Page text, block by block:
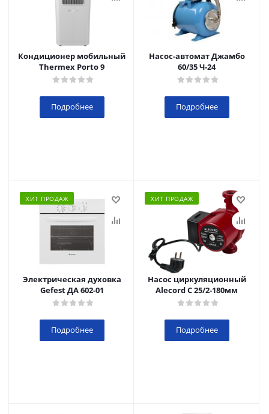
Кондиционер мобильный
Thermex Porto 9
Подробнее
Насос-автомат Джамбо
60/35 Ч-24
Подробнее
ХИТ ПРОДАЖ
Электрическая духовка
Gefest ДА 602-01
Подробнее
ХИТ ПРОДАЖ
Насос циркуляционный
Alecord C 25/2-180мм
Подробнее